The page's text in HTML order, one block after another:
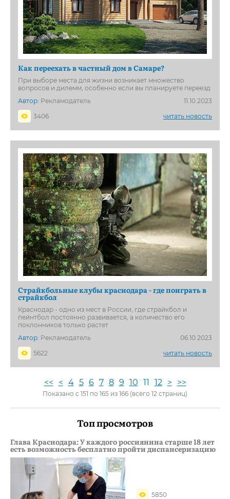
Как переехать в частный дом в Cамаре?
При выборе места для жизни возникает множество
вопросов и дилемм, особенно если вы планируете переезд
Автор: Рекламодатель
11.10.2023
3406
читать новость
Страйкбольные клубы краснодара - где поиграть в
страйкбол
Краснодар - одно из мест в России, где страйкбол и
пейнтбол постоянно развивается, а количество его
поклонников только растет
Автор: Рекламодатель
06.10.2023
5622
читать новость
<< < 4 5 6 7 8 9 10 11 12 > >>
Показано с 151 по 165 из 166 (всего 12 страниц)
Топ просмотров
Глава Краснодара: У каждого россиянина старше 18 лет
есть возможность бесплатно пройти диспансеризацию
5850